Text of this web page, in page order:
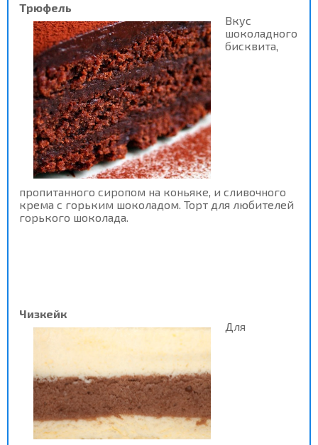
Трюфель
Вкус
шоколадного
бисквита,
пропитанного сиропом на коньяке, и сливочного
крема с горьким шоколадом. Торт для любителей
горького шоколада.
Чизкейк
Для